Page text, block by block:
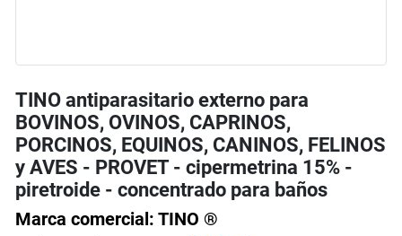
TINO antiparasitario externo para
BOVINOS, OVINOS, CAPRINOS,
PORCINOS, EQUINOS, CANINOS, FELINOS
y AVES - PROVET - cipermetrina 15% -
piretroide - concentrado para baños
Marca comercial: TINO ®